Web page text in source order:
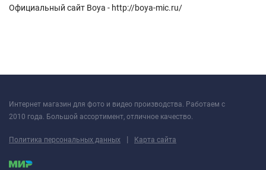
Официальный сайт Boya - http://boya-mic.ru/
Интернет магазин для фото и видео производства. Работаем с
2010 года. Большой ассортимент, отличное качество.
Политика персональных данных | Карта сайта